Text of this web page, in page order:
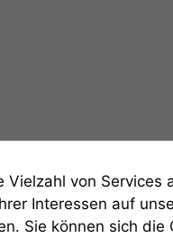
Vielzahl von
Interessen auf
Sie können sich